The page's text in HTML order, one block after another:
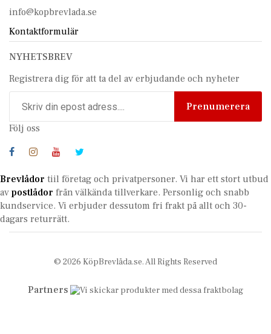
info@kopbrevlada.se
Kontaktformulär
NYHETSBREV
Registrera dig för att ta del av erbjudande och nyheter
Prenumerera
Följ oss
Brevlådor tiil företag och privatpersoner. Vi har ett stort utbud
av postlådor från välkända tillverkare. Personlig och snabb
kundservice. Vi erbjuder dessutom fri frakt på allt och 30-
dagars returrätt.
© 2026 KöpBrevlåda.se. All Rights Reserved
Partners